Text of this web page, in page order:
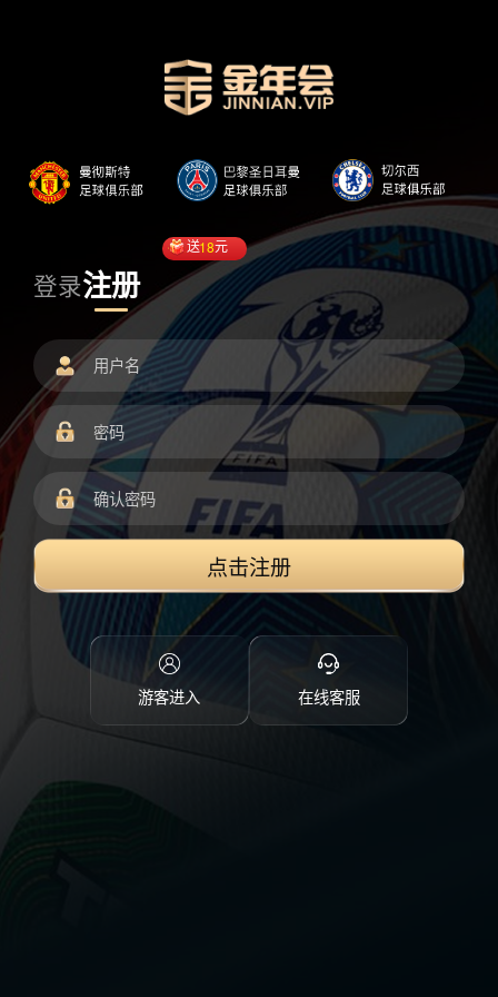
登录注册
送18元
点击注册
游客进入 在线客服